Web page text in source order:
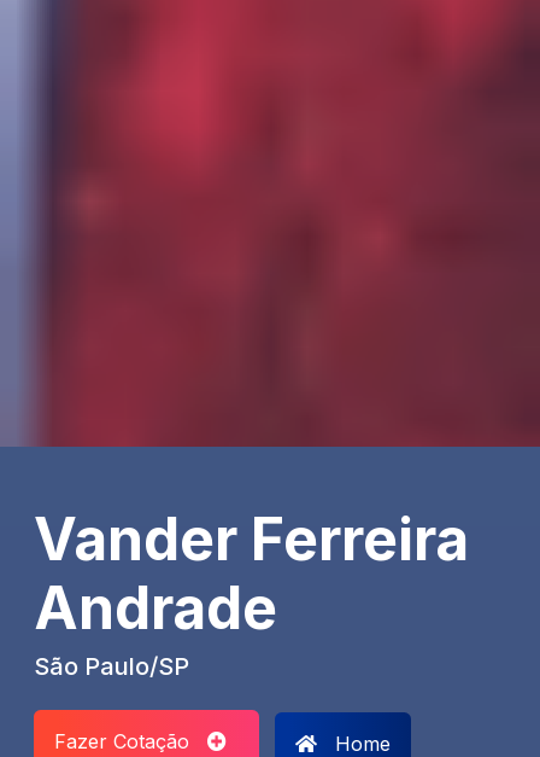
Vander Ferreira
Andrade
São Paulo/SP
Fazer Cotação Home